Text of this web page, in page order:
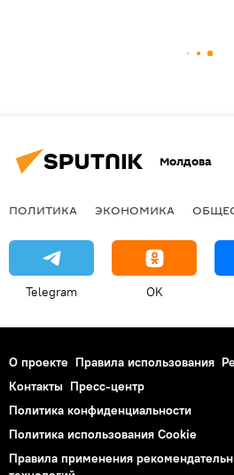
Молдова
ПОЛИТИКА ЭКОНОМИКА
Telegram OK
О проекте Правила использования
Контакты Пресс-центр
Политика конфиденциальности
Политика использования Cookie
Правила применения